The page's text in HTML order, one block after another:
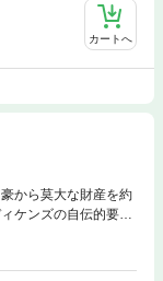
カートへ
から莫大な財産を約
ケンズの自伝的要素